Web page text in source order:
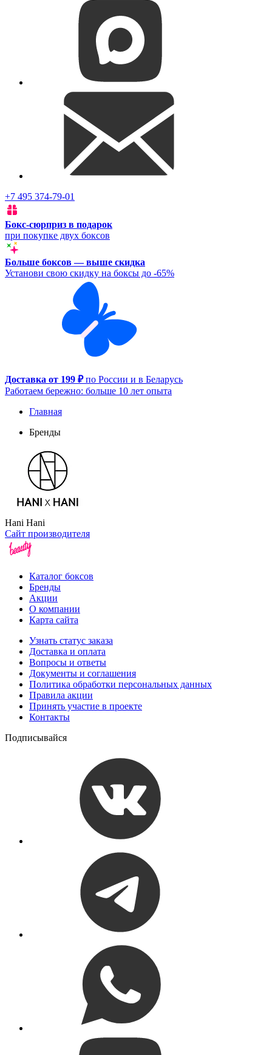
+7 495 374-79-01
Бокс-сюрприз в подарок
при покупке двух боксов
Больше боксов — выше скидка
Установи свою скидку на боксы до -65%
Доставка от 199 ₽по России и в Беларусь
Работаем бережно: больше 10 лет опыта
Главная
Бренды
Hani Hani
Сайт производителя
Каталог боксов
Бренды
Акции
О компании
Карта сайта
Узнать статус заказа
Доставка и оплата
Вопросы и ответы
Документы и соглашения
Политика обработки персональных данных
Правила акции
Принять участие в проекте
Контакты
Подписывайся